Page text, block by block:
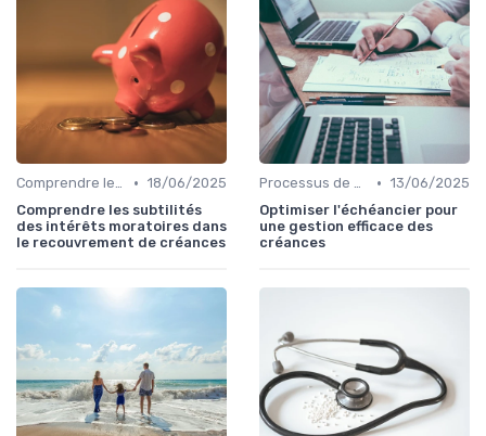
Comprendre le Recouvrement de Créances • 18/06/2025
Comprendre les subtilités
des intérêts moratoires dans
le recouvrement de créances
Processus de Recouvrement • 13/06/2025
Optimiser l'échéancier pour
une gestion efficace des
créances